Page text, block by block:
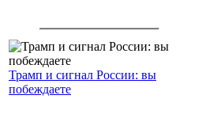
Трамп и сигнал России: вы
побеждаете